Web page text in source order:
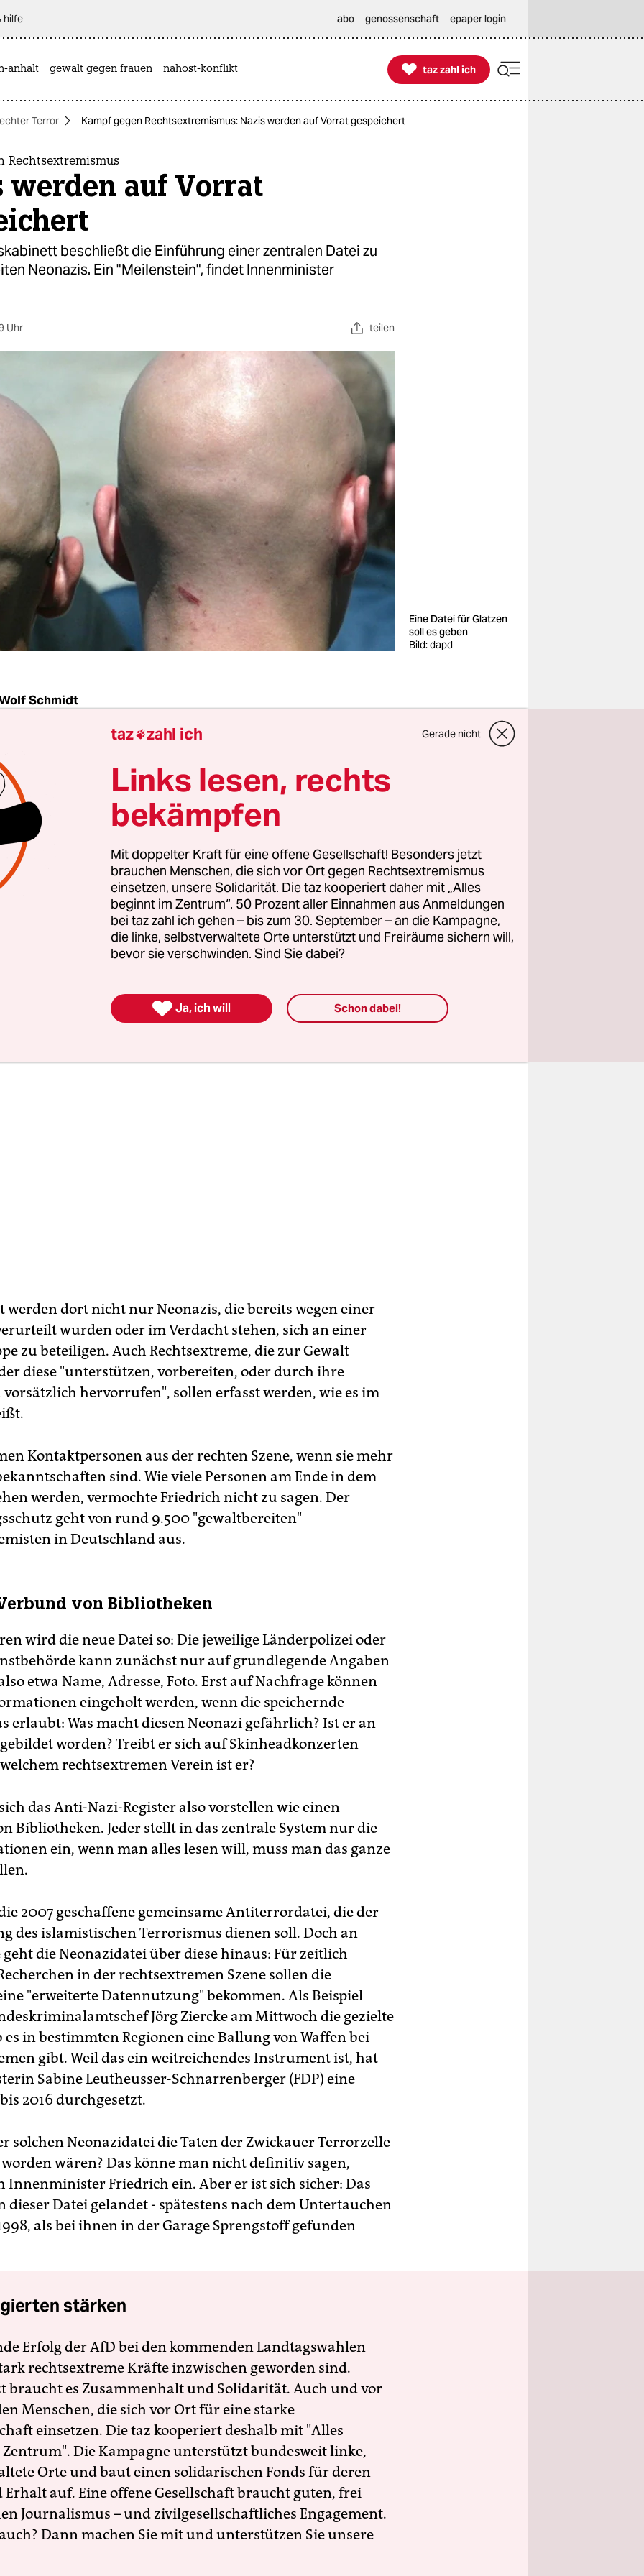
hilfe abo genossenschaft epaper login
anhalt gewalt gegen frauen nahost-konflikt 
taz zahl ich
taz zahl ich
Terror Kampf gegen Rechtsextremismus: Nazis werden auf Vorrat gespeichert
Rechtsextremismus
werden auf Vorrat
beschließt die Einführung einer zentralen Datei zu
Neonazis. Ein "Meilenstein", findet Innenminister
Uhr teilen
Eine Datei für Glatzen
soll es geben
Bild: dapd
Schmidt
| Innenminister Hans-Peter Friedrich (CSU) will
zeigen. Zwei Monate erst sei es her, dass er einen
Maßnahmen vorgelegt habe, um gewaltbereite Neonazis
Und nach der Gründung eines gemeinsamen
im Dezember könne er nun einen weiteren
präsentieren, so Friedrich am Mittwoch: Eine zentrale
alle Polizeibehörden und Geheimdienste von Bund und
zu "gewaltbezogenen" Rechtsextremisten einspeisen.
am Mittwoch verabschiedeten Gesetzentwurf,
werden dort nicht nur Neonazis, die bereits wegen einer
wurden oder im Verdacht stehen, sich an einer
zu beteiligen. Auch Rechtsextreme, die zur Gewalt
diese "unterstützen, vorbereiten, oder durch ihre
hervorrufen", sollen erfasst werden, wie es im
Kontaktpersonen aus der rechten Szene, wenn sie mehr
sind. Wie viele Personen am Ende in dem
werden, vermochte Friedrich nicht zu sagen. Der
geht von rund 9.500 "gewaltbereiten"
in Deutschland aus.
von Bibliotheken
wird die neue Datei so: Die jeweilige Länderpolizei oder
kann zunächst nur auf grundlegende Angaben
etwa Name, Adresse, Foto. Erst auf Nachfrage können
eingeholt werden, wenn die speichernde
erlaubt: Was macht diesen Neonazi gefährlich? Ist er an
worden? Treibt er sich auf Skinheadkonzerten
rechtsextremen Verein ist er?
das Anti-Nazi-Register also vorstellen wie einen
Bibliotheken. Jeder stellt in das zentrale System nur die
ein, wenn man alles lesen will, muss man das ganze
2007 geschaffene gemeinsame Antiterrordatei, die der
des islamistischen Terrorismus dienen soll. Doch an
geht die Neonazidatei über diese hinaus: Für zeitlich
in der rechtsextremen Szene sollen die
"erweiterte Datennutzung" bekommen. Als Beispiel
Jörg Ziercke am Mittwoch die gezielte
es in bestimmten Regionen eine Ballung von Waffen bei
gibt. Weil das ein weitreichendes Instrument ist, hat
Sabine Leutheusser-Schnarrenberger (FDP) eine
2016 durchgesetzt.
solchen Neonazidatei die Taten der Zwickauer Terrorzelle
wären? Das könne man nicht definitiv sagen,
Innenminister Friedrich ein. Aber er ist sich sicher: Das
dieser Datei gelandet - spätestens nach dem Untertauchen
als bei ihnen in der Garage Sprengstoff gefunden
stärken
Erfolg der AfD bei den kommenden Landtagswahlen
rechtsextreme Kräfte inzwischen geworden sind.
braucht es Zusammenhalt und Solidarität. Auch und vor
Menschen, die sich vor Ort für eine starke
einsetzen. Die taz kooperiert deshalb mit "Alles
Die Kampagne unterstützt bundesweit linke,
Orte und baut einen solidarischen Fonds für deren
Erhalt auf. Eine offene Gesellschaft braucht guten, frei
Journalismus – und zivilgesellschaftliches Engagement.
Dann machen Sie mit und unterstützen Sie unsere
taz zahl ich Gerade nicht
Links lesen, rechts
bekämpfen
Mit doppelter Kraft für eine offene Gesellschaft! Besonders jetzt
brauchen Menschen, die sich vor Ort gegen Rechtsextremismus
einsetzen, unsere Solidarität. Die taz kooperiert daher mit „Alles
beginnt im Zentrum“. 50 Prozent aller Einnahmen aus Anmeldungen
bei taz zahl ich gehen – bis zum 30. September – an die Kampagne,
die linke, selbstverwaltete Orte unterstützt und Freiräume sichern will,
bevor sie verschwinden. Sind Sie dabei?
 Ja, ich will Schon dabei!